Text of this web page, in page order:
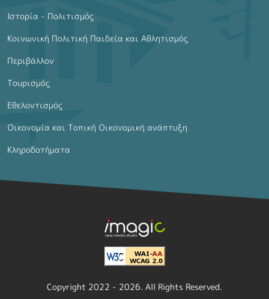
Ιστορία - Πολιτισμός
Κοινωνική Πολιτική Παιδεία και Αθλητισμός
Περιβάλλον
Τουρισμός
Εθελοντισμός
Οικονομία και Τοπική Οικονομική ανάπτυξη
Κληροδοτήματα
Copyright 2022 - 2026. All Rights Reserved.